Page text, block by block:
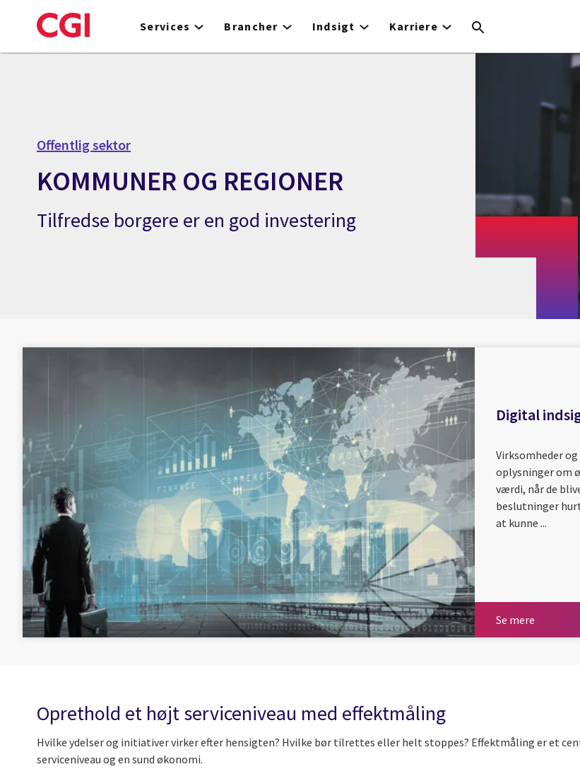
to
Services Brancher Indsigt Karriere
Offentlig sektor
KOMMUNER OG REGIONER
Tilfredse borgere er en god investering
Digital
Virksomheder
oplysninger om
værdi, når de
beslutninger
at kunne ...
Se mere
Oprethold et højt serviceniveau med effektmåling
Hvilke ydelser og initiativer virker efter hensigten? Hvilke bør tilrettes eller helt stoppes? Effektmåling er et
serviceniveau og en sund økonomi.